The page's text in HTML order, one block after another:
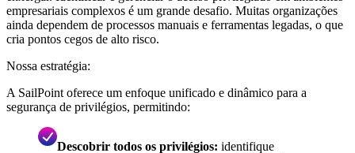
empresariais complexos é um grande desafio. Muitas organizações
ainda dependem de processos manuais e ferramentas legadas, o que
cria pontos cegos de alto risco.
Nossa estratégia:
A SailPoint oferece um enfoque unificado e dinâmico para a
segurança de privilégios, permitindo:
Descobrir todos os privilégios: identifique